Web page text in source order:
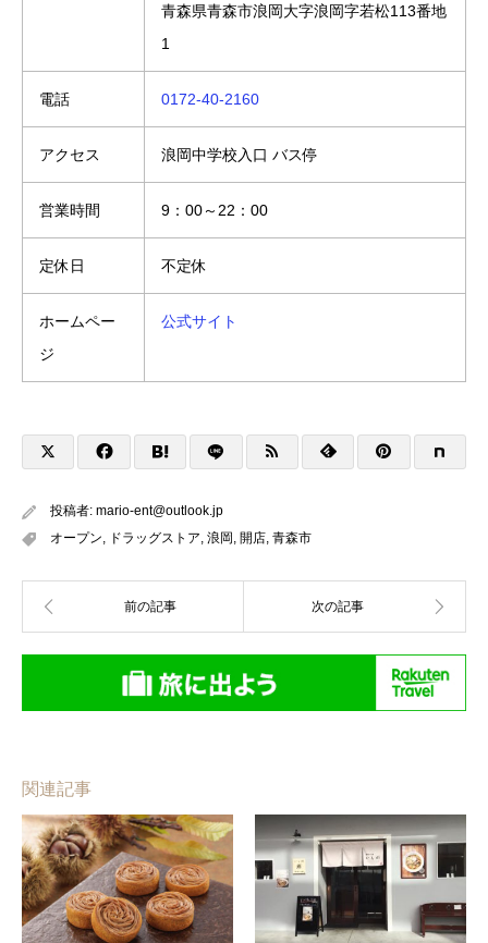
青森県青森市浪岡大字浪岡字若松113番地
1
電話 0172-40-2160
アクセス 浪岡中学校入口 バス停
営業時間 9：00～22：00
定休日 不定休
ホームペー
ジ
公式サイト
投稿者: mario-ent@outlook.jp
オープン
ドラッグストア 浪岡 開店 青森市
関連記事